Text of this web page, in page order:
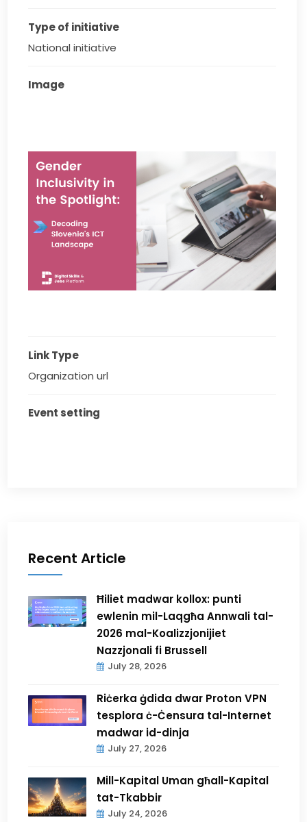
Type of initiative
National initiative
Image
Link Type
Organization url
Event setting
Recent Article
Ħiliet madwar kollox: punti
ewlenin mil-Laqgħa Annwali tal-
2026 mal-Koalizzjonijiet
Nazzjonali fi Brussell
July 28, 2026
Riċerka ġdida dwar Proton VPN
tesplora ċ-Ċensura tal-Internet
madwar id-dinja
July 27, 2026
Mill-Kapital Uman għall-Kapital
tat-Tkabbir
July 24, 2026